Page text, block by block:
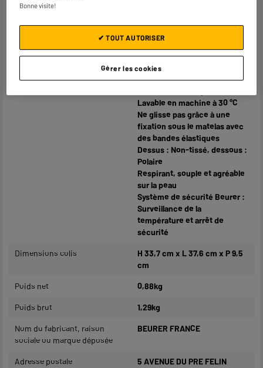
climat de sommeil
confortable, parfaitement
adapté à vos besoins.
Lavable en machine à 30 °C
Ne glisse pas grâce à une
fixation sous le matelas avec
des bandes élastiques
Dessus : Non-tissé, dessous :
Polaire
Respirant, souple et agréable
sur la peau
Système de sécurité Beurer :
Surveillance de la
température et arrêt de
sécurité
Dimensions colis
H 33,7 cm x L 37,6 cm x P 9,5
cm
Poids net 0,88kg
Poids brut 1,29kg
Nom du fabricant, raison
sociale ou marque déposée
BEURER FRANCE
Adresse postale
5 AVENUE DU PRE FELIN
Bonne visite!
Gérer les cookies
✔ TOUT AUTORISER